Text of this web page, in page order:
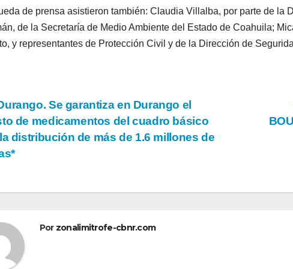
de prensa asistieron también: Claudia Villalba, por parte de la
de la Secretaría de Medio Ambiente del Estado de Coahuila;
y representantes de Protección Civil y de la Dirección de
Se garantiza en Durango el
de medicamentos del cuadro básico
distribución de más de 1.6 millones de
Por zonalimitrofe-cbnr.com